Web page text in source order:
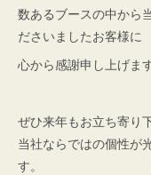
数あるブースの中から
ださいましたお客様に
心から感謝申し上げます
ぜひ来年もお立ち寄り
当社ならではの個性が
す。